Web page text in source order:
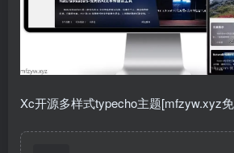
Xc开源多样式typecho主题[mfzyw.xyz